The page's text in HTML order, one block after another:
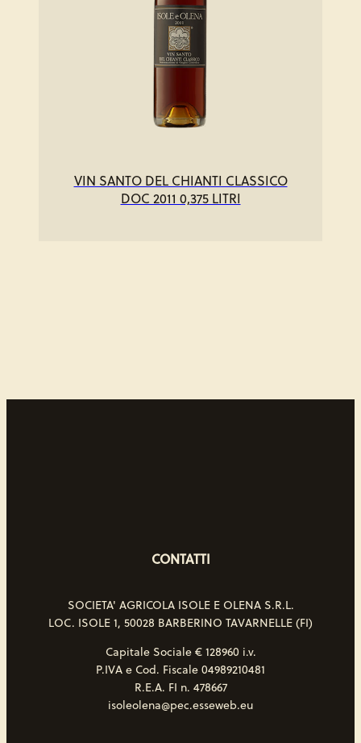
VIN SANTO DEL CHIANTI CLASSICO
DOC 2011 0,375 LITRI
CONTATTI
SOCIETA' AGRICOLA ISOLE E OLENA S.R.L.
LOC. ISOLE 1, 50028 BARBERINO TAVARNELLE (FI)
Capitale Sociale € 128960 i.v.
P.IVA e Cod. Fiscale 04989210481
R.E.A. FI n. 478667
isoleolena@pec.esseweb.eu